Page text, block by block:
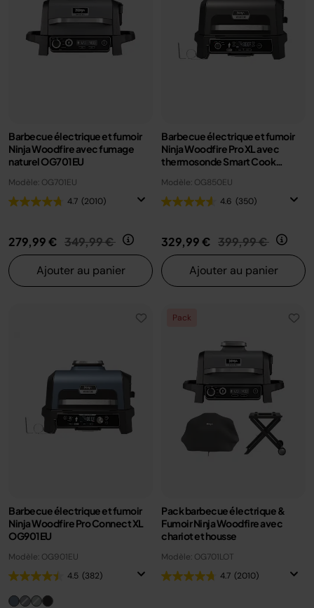
Barbecue électrique et fumoir
Ninja Woodfire avec fumage
naturel OG701EU
Modèle: OG701EU
4.7 (2010)
279,99 € Prix réduit de
349,99 € au
Ajouter au panier
Barbecue électrique et fumoir
Ninja Woodfire Pro XL avec
thermosonde Smart Cook
Modèle: OG850EU
4.6 (350)
329,99 € Prix réduit de
399,99 € au
Ajouter au panier
Barbecue électrique et fumoir
Ninja Woodfire Pro Connect XL
OG901EU
Modèle: OG901EU
4.5 (382)
Pack
Pack barbecue électrique &
Fumoir Ninja Woodfire avec
chariot et housse
Modèle: OG701LOT
4.7 (2010)